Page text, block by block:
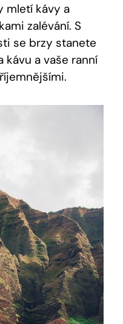
mletí kávy a
zalévání. S
se brzy stanete
a vaše ranní